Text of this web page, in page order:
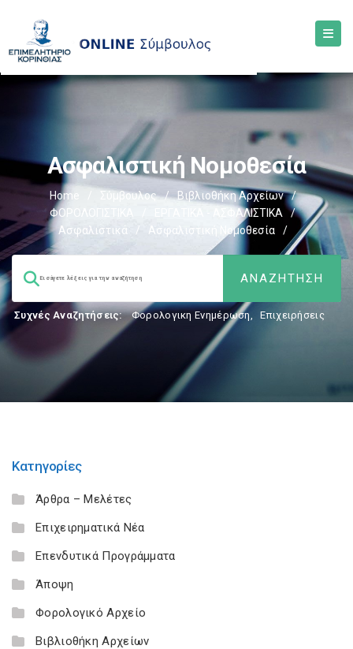
Ασφαλιστική Νομοθεσία
Home Σύμβουλος / Βιβλιοθήκη Αρχείων
/
ΦΟΡΟΛΟΓΙΣΤΙΚΑ
ΕΡΓΑΤΙΚΑ - ΑΣΦΑΛΙΣΤΙΚΑ
/
Ασφαλιστικά
/ Ασφαλιστική Νομοθεσία /
Συχνές Αναζητήσεις: Φορολογικη Ενημέρωση, Επιχειρήσεις
Κατηγορίες
Άρθρα – Μελέτες
Επιχειρηματικά Νέα
Επενδυτικά Προγράμματα
Άποψη
Φορολογικό Αρχείο
Βιβλιοθήκη Αρχείων